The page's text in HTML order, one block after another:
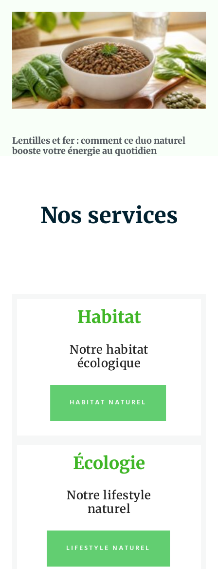
Lentilles et fer : comment ce duo naturel
booste votre énergie au quotidien
Nos services
Habitat
Notre habitat
écologique
HABITAT NATUREL
Écologie
Notre lifestyle
naturel
LIFESTYLE NATUREL